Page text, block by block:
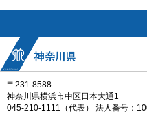
〒231-8588
神奈川県横浜市中区日本大通1
045-210-1111（代表） 法人番号：